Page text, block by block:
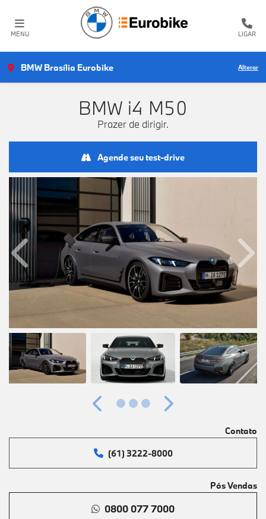
MENU LIGAR
BMW Brasília Eurobike Alterar
BMW i4 M50
Prazer de dirigir.
Agende seu test-drive
Anterior
Anterior Próximo
Contato
(61) 3222-8000
Pós Vendas
0800 077 7000